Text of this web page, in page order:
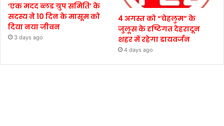
‘एक मदद ब्लड ग्रुप समिति’ के
सदस्य ने 10 दिन के मासूम को
दिया नया जीवन
3 days ago
4 अगस्त को “चेहलुम” के
जुलूस के दृष्टिगत देहरादून
शहर में रहेगा डायवर्जन
4 days ago